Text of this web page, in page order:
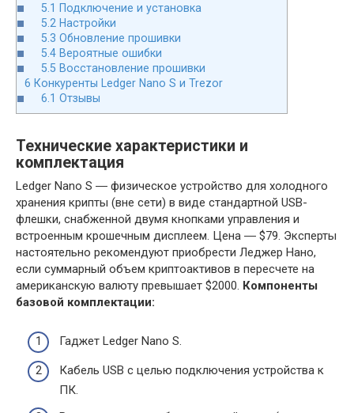
5.1 Подключение и установка
5.2 Настройки
5.3 Обновление прошивки
5.4 Вероятные ошибки
5.5 Восстановление прошивки
6 Конкуренты Ledger Nano S и Trezor
6.1 Отзывы
Технические характеристики и
комплектация
Ledger Nano S ― физическое устройство для холодного
хранения крипты (вне сети) в виде стандартной USB-
флешки, снабженной двумя кнопками управления и
встроенным крошечным дисплеем. Цена ― $79. Эксперты
настоятельно рекомендуют приобрести Леджер Нано,
если суммарный объем криптоактивов в пересчете на
американскую валюту превышает $2000. Компоненты
базовой комплектации:
Гаджет Ledger Nano S.
Кабель USB с целью подключения устройства к
ПК.